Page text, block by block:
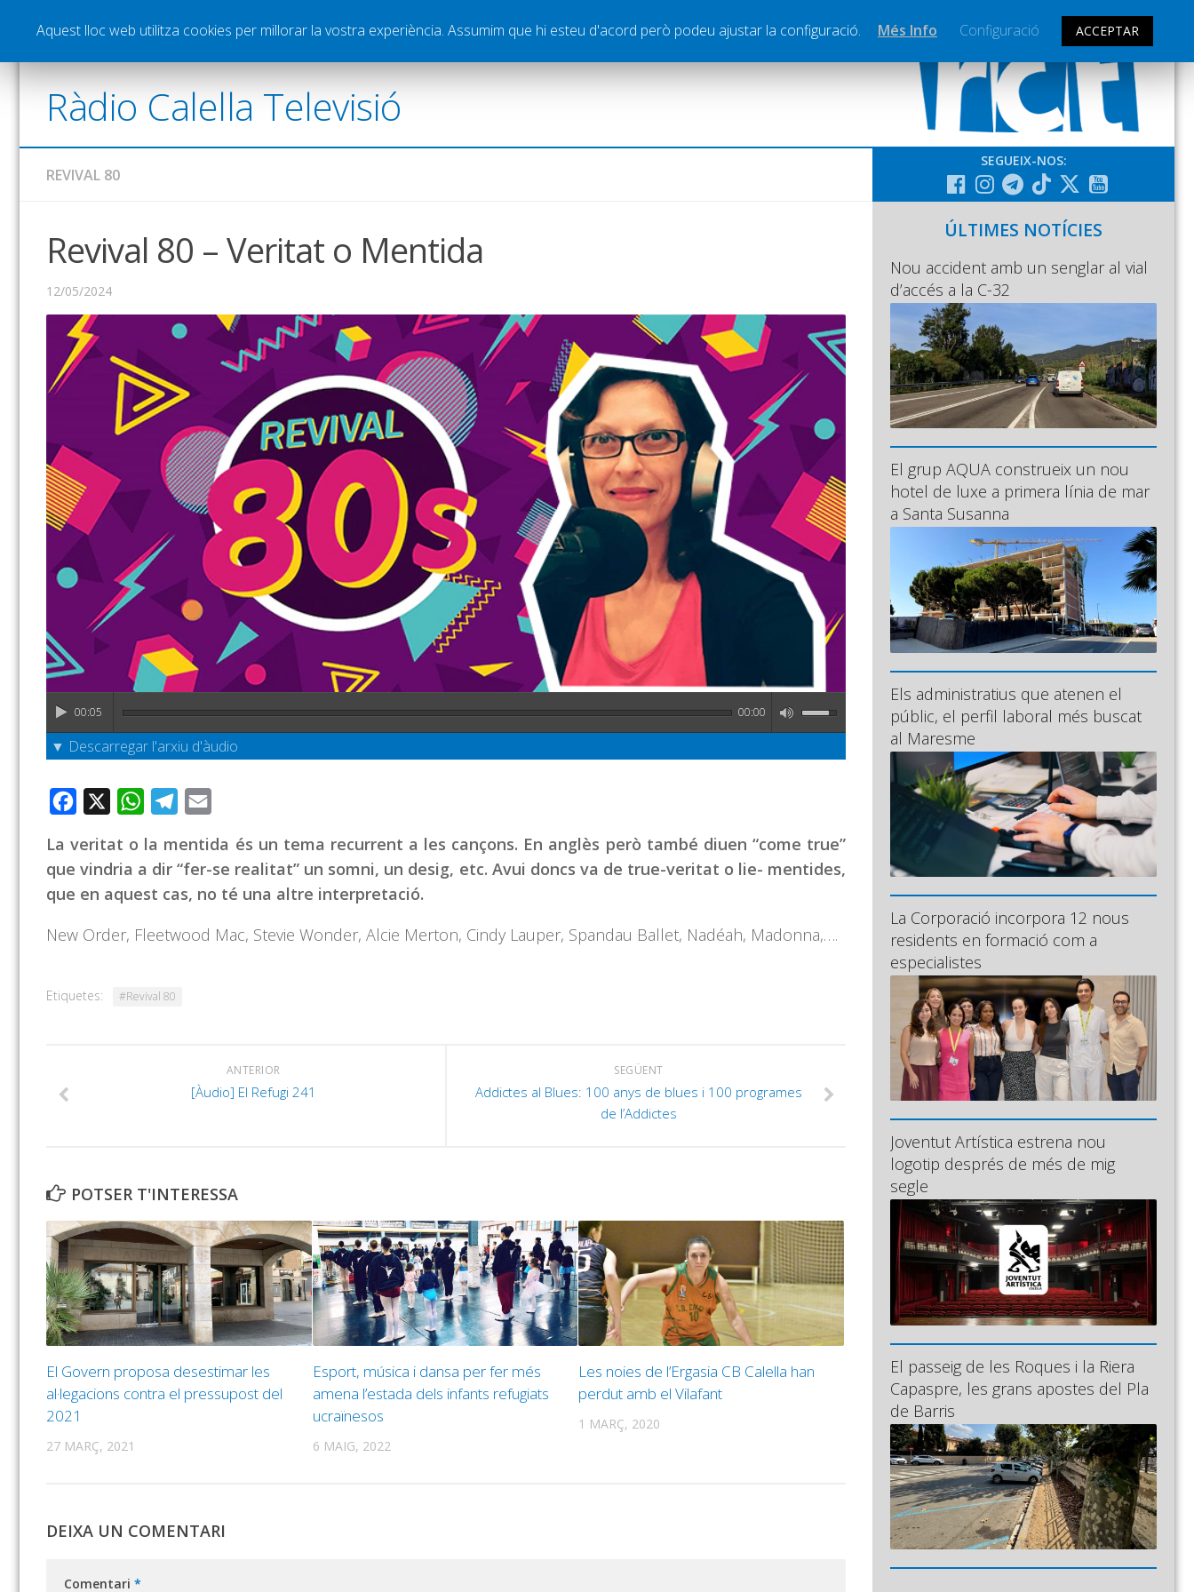
Notícies Esports Pòdcasts Vídeos Graella Publicitat Contacte
Ràdio Calella Televisió
REVIVAL 80
Revival 80 – Veritat o Mentida
12/05/2024
00:05 00:00
▼ Descarregar l'arxiu d'àudio
Facebook WhatsAppTelegram
La veritat o la mentida és un tema recurrent a les cançons. En anglès però també diuen “come true”
que vindria a dir “fer-se realitat” un somni, un desig, etc. Avui doncs va de true-veritat o lie- mentides,
que en aquest cas, no té una altre interpretació.
New Order, Fleetwood Mac, Stevie Wonder, Alcie Merton, Cindy Lauper, Spandau Ballet, Nadéah, Madonna,….
Etiquetes: #Revival 80
SEGÜENT
Addictes al Blues: 100 anys de blues i 100 programes
de l’Addictes
ANTERIOR
[Àudio] El Refugi 241
POTSER T'INTERESSA
El Govern proposa desestimar les
al·legacions contra el pressupost del
2021
27 MARÇ, 2021
Esport, música i dansa per fer més
amena l’estada dels infants refugiats
ucraïnesos
6 MAIG, 2022
Les noies de l’Ergasia CB Calella han
perdut amb el Vilafant
1 MARÇ, 2020
DEIXA UN COMENTARI
Comentari *
SEGUEIX-NOS:
ÚLTIMES NOTÍCIES
Nou accident amb un senglar al vial
d’accés a la C-32
El grup AQUA construeix un nou
hotel de luxe a primera línia de mar
a Santa Susanna
Els administratius que atenen el
públic, el perfil laboral més buscat
al Maresme
La Corporació incorpora 12 nous
residents en formació com a
especialistes
Joventut Artística estrena nou
logotip després de més de mig
segle
El passeig de les Roques i la Riera
Capaspre, les grans apostes del Pla
de Barris
Aquest lloc web utilitza cookies per millorar la vostra experiència. Assumim que hi esteu d'acord però podeu ajustar la configuració. Més Info Configuració ACCEPTAR